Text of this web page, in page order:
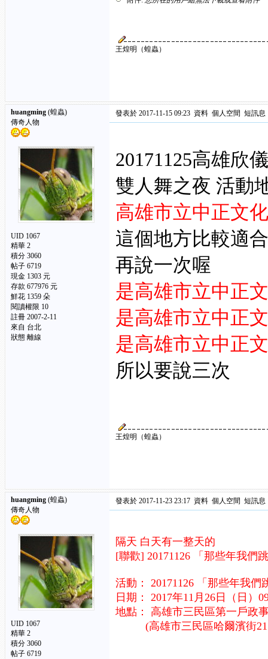
王煌明（蝗蟲）
huangming (蝗蟲)
傳奇人物
UID 1067
精華 2
積分 3060
帖子 6719
現金 1303 元
存款 677976 元
鮮花 1359 朵
閱讀權限 10
註冊 2007-2-11
來自 台北
狀態 離線
發表於 2017-11-15 09:23 資料 個人空間 短訊息
20171125高雄欣
雙人舞之夜 活動
高雄市立中正文
這個地方比較適
再說一次喔
是高雄市立中正
是高雄市立中正
是高雄市立中正
所以要說三次
王煌明（蝗蟲）
huangming (蝗蟲)
傳奇人物
UID 1067
精華 2
積分 3060
帖子 6719
發表於 2017-11-23 23:17 資料 個人空間 短訊息
隔天 白天有一整天的
[聯歡] 20171126 「那些年我們
活動： 20171126 「那些年我
日期： 2017年11月26日（日）
地點： 高雄市三民區第一戶政
(高雄市三民區哈爾濱街